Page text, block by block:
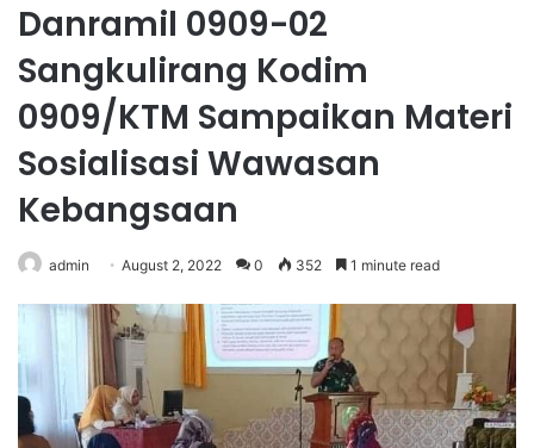
Danramil 0909-02
Sangkulirang Kodim
0909/KTM Sampaikan Materi
Sosialisasi Wawasan
Kebangsaan
admin August 2, 2022 0 352 1 minute read